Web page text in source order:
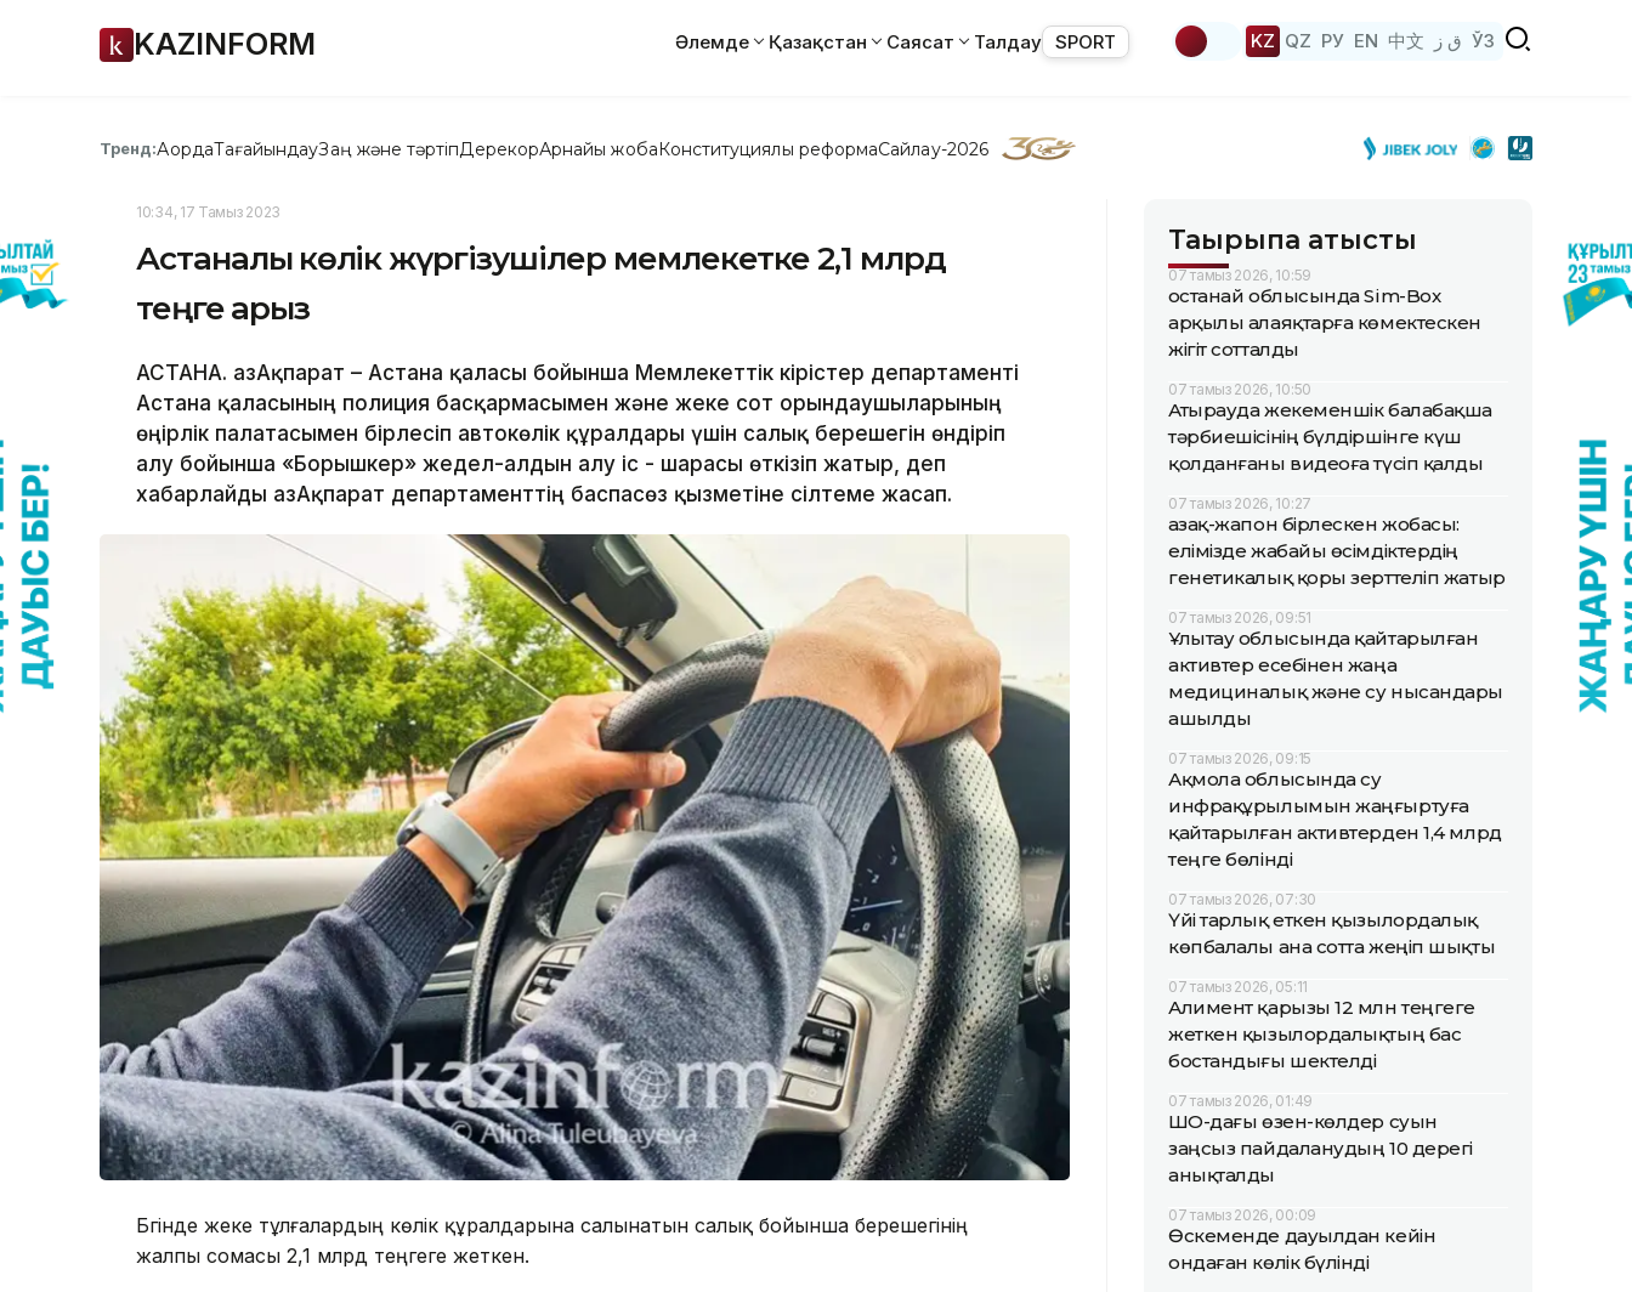
KAZINFORM Әлемде Қазақстан Саясат Талдау SPORT KZ QZ РУ EN 中文 ق ز ЎЗ
Тренд:АқордаТағайындауЗаң және тәртіпДерекқорАрнайы жобаКонституциялық реформаСайлау-2026
10:34, 17 Тамыз 2023
Астаналық көлік жүргізушілер мемлекетке 2,1 млрд
теңге қарыз
АСТАНА. ҚазАқпарат – Астана қаласы бойынша Мемлекеттік кірістер департаменті
Астана қаласының полиция басқармасымен және жеке сот орындаушыларының
өңірлік палатасымен бірлесіп автокөлік құралдары үшін салық берешегін өндіріп
алу бойынша «Борышкер» жедел-алдын алу іс - шарасы өткізіп жатыр, деп
хабарлайды ҚазАқпарат департаменттің баспасөз қызметіне сілтеме жасап.
Бүгінде жеке тұлғалардың көлік құралдарына салынатын салық бойынша берешегінің
жалпы сомасы 2,1 млрд теңгеге жеткен.
Тақырыпқа қатысты
07 тамыз 2026, 10:59
Қостанай облысында Sim-Box
арқылы алаяқтарға көмектескен
жігіт сотталды
07 тамыз 2026, 10:50
Атырауда жекеменшік балабақша
тәрбиешісінің бүлдіршінге күш
қолданғаны видеоға түсіп қалды
07 тамыз 2026, 10:27
Қазақ-жапон бірлескен жобасы:
елімізде жабайы өсімдіктердің
генетикалық қоры зерттеліп жатыр
07 тамыз 2026, 09:51
Ұлытау облысында қайтарылған
активтер есебінен жаңа
медициналық және су нысандары
ашылды
07 тамыз 2026, 09:15
Ақмола облысында су
инфрақұрылымын жаңғыртуға
қайтарылған активтерден 1,4 млрд
теңге бөлінді
07 тамыз 2026, 07:30
Үйі тарлық еткен қызылордалық
көпбалалы ана сотта жеңіп шықты
07 тамыз 2026, 05:11
Алимент қарызы 12 млн теңгеге
жеткен қызылордалықтың бас
бостандығы шектелді
07 тамыз 2026, 01:49
ШҚО-дағы өзен-көлдер суын
заңсыз пайдаланудың 10 дерегі
анықталды
07 тамыз 2026, 00:09
Өскеменде дауылдан кейін
ондаған көлік бүлінді